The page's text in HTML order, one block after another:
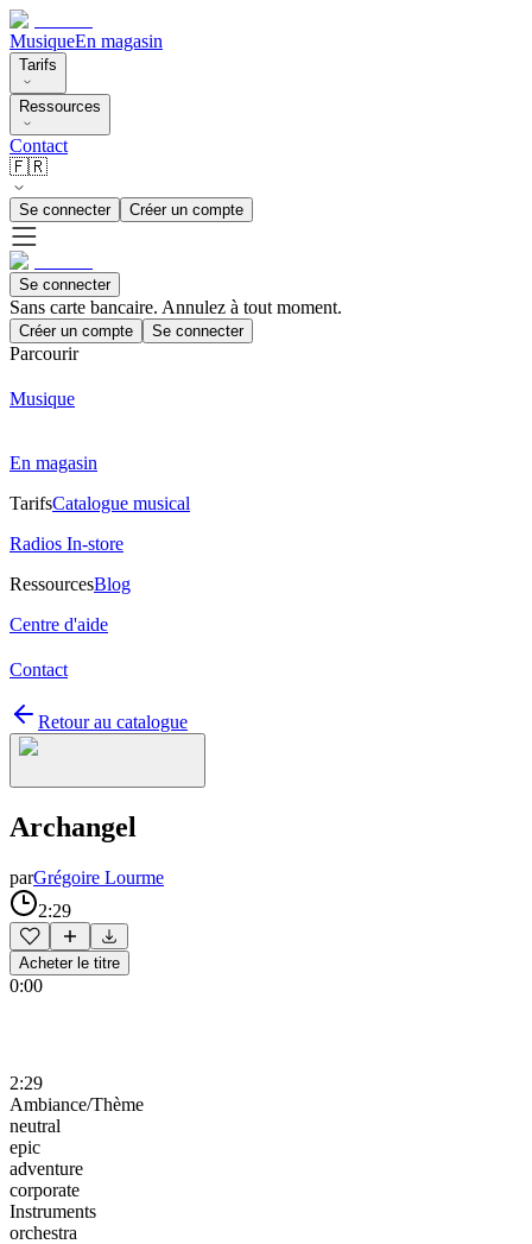
MusiqueEn magasin
Tarifs
Ressources
Contact
🇫🇷
Se connecter Créer un compte
Se connecter
Sans carte bancaire. Annulez à tout moment.
Créer un compte Se connecter
Parcourir
Musique
En magasin
TarifsCatalogue musical
Radios In-store
RessourcesBlog
Centre d'aide
Contact
Retour au catalogue
Archangel
parGrégoire Lourme
2:29
Acheter le titre
0:00
2:29
Ambiance/Thème
neutral
epic
adventure
corporate
Instruments
orchestra